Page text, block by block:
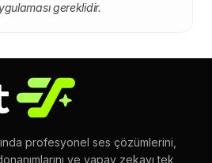
gereklidir.
profesyonel ses çözümlerini,
ve yapay zekayı tek